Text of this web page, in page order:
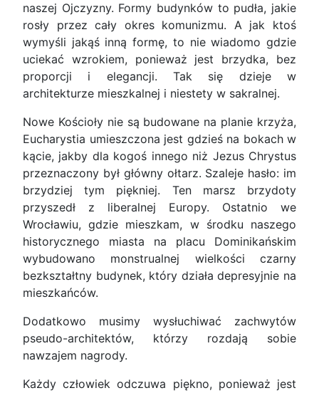
naszej Ojczyzny. Formy budynków to pudła, jakie
rosły przez cały okres komunizmu. A jak ktoś
wymyśli jakąś inną formę, to nie wiadomo gdzie
uciekać wzrokiem, ponieważ jest brzydka, bez
proporcji i elegancji. Tak się dzieje w
architekturze mieszkalnej i niestety w sakralnej.
Nowe Kościoły nie są budowane na planie krzyża,
Eucharystia umieszczona jest gdzieś na bokach w
kącie, jakby dla kogoś innego niż Jezus Chrystus
przeznaczony był główny ołtarz. Szaleje hasło: im
brzydziej tym piękniej. Ten marsz brzydoty
przyszedł z liberalnej Europy. Ostatnio we
Wrocławiu, gdzie mieszkam, w środku naszego
historycznego miasta na placu Dominikańskim
wybudowano monstrualnej wielkości czarny
bezkształtny budynek, który działa depresyjnie na
mieszkańców.
Dodatkowo musimy wysłuchiwać zachwytów
pseudo-architektów, którzy rozdają sobie
nawzajem nagrody.
Każdy człowiek odczuwa piękno, ponieważ jest